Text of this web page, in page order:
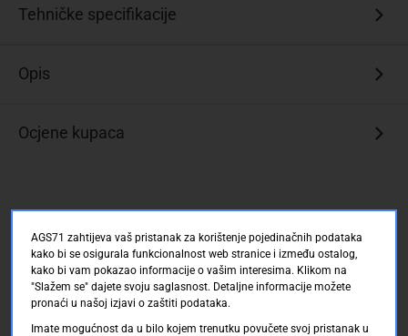
Tehničke specifikacije
Opis
Ocjene kupaca
AGS71 zahtijeva vaš pristanak za korištenje pojedinačnih podataka
kako bi se osigurala funkcionalnost web stranice i između ostalog,
kako bi vam pokazao informacije o vašim interesima. Klikom na
"Slažem se" dajete svoju saglasnost. Detaljne informacije možete
pronaći u našoj izjavi o zaštiti podataka.
Imate mogućnost da u bilo kojem trenutku povučete svoj pristanak u